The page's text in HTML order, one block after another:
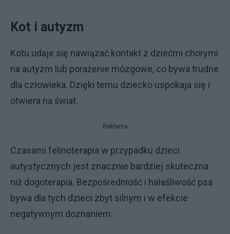
Kot i autyzm
Kotu udaje się nawiązać kontakt z dziećmi chorymi
na autyzm lub porażenie mózgowe, co bywa trudne
dla człowieka. Dzięki temu dziecko uspokaja się i
otwiera na świat.
Reklama
Czasami felinoterapia w przypadku dzieci
autystycznych jest znacznie bardziej skuteczna
niż dogoterapia. Bezpośredniość i hałaśliwość psa
bywa dla tych dzieci zbyt silnym i w efekcie
negatywnym doznaniem.